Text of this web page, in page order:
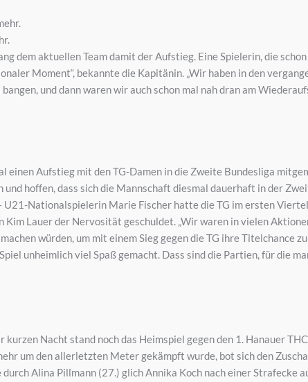
dem aktuellen Team damit der Aufstieg. Eine Spielerin, die
Moment“, bekannte die Kapitänin. „Wir haben in den
und dann waren wir auch schon mal nah dran am
Aufstieg mit den TG-Damen in die Zweite Bundesliga
hoffen, dass sich die Mannschaft diesmal dauerhaft in der
Nationalspielerin Marie Fischer hatte die TG im ersten
Lauer der Nervosität geschuldet. „Wir waren in vielen
würden, um mit einem Sieg gegen die TG ihre Titelchance
unheimlich viel Spaß gemacht. Dass sind die Partien, für die
Nacht stand noch das Heimspiel gegen den 1. Hanauer
um den allerletzten Meter gekämpft wurde, bot sich den
Alina Pillmann (27.) glich Annika Koch nach einer Strafecke